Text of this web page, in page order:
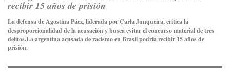
recibir 15 años de prisión
La defensa de Agostina Páez, liderada por Carla Junqueira, critica la
desproporcionalidad de la acusación y busca evitar el concurso material de tres
delitos.La argentina acusada de racismo en Brasil podría recibir 15 años de
prisión.